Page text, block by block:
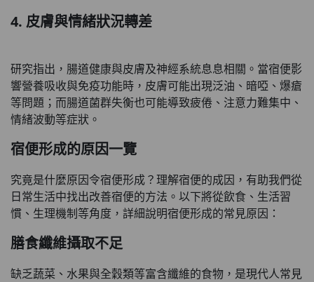
4. 皮膚與情緒狀況轉差
研究指出，腸道健康與皮膚及神經系統息息相關。當宿便影
響營養吸收與免疫功能時，皮膚可能出現泛油、暗啞、爆瘡
等問題；而腸道菌群失衡也可能導致疲倦、注意力難集中、
情緒波動等症狀。
宿便形成的原因一覽
究竟是什麼原因令宿便形成？理解宿便的成因，有助我們從
日常生活中找出改善宿便的方法。以下將從飲食、生活習
慣、生理機制等角度，詳細說明宿便形成的常見原因：
膳食纖維攝取不足
缺乏蔬菜、水果與全穀類等富含纖維的食物，是現代人常見